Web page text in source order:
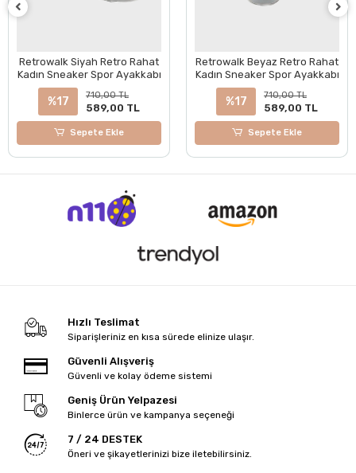
Retrowalk Siyah Retro Rahat
Kadın Sneaker Spor Ayakkabı
%17 710,00 TL
589,00 TL
Sepete Ekle
Retrowalk Beyaz Retro Rahat
Kadın Sneaker Spor Ayakkabı
%17 710,00 TL
589,00 TL
Sepete Ekle
Hızlı Teslimat
Siparişleriniz en kısa sürede elinize ulaşır.
Güvenli Alışveriş
Güvenli ve kolay ödeme sistemi
Geniş Ürün Yelpazesi
Binlerce ürün ve kampanya seçeneği
7 / 24 DESTEK
Öneri ve şikayetlerinizi bize iletebilirsiniz.